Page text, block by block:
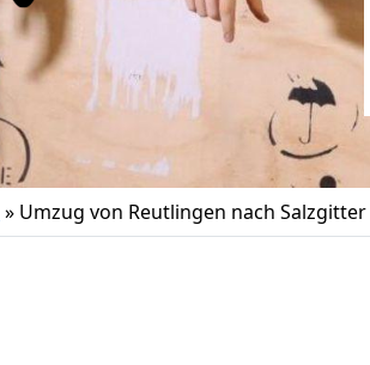
» Umzug von Reutlingen nach Salzgitter